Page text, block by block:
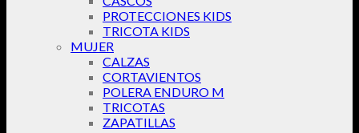
PROTECCIONES KIDS
TRICOTA KIDS
MUJER
CALZAS
CORTAVIENTOS
POLERA ENDURO M
TRICOTAS
ZAPATILLAS